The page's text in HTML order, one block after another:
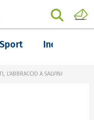
Sport Inchieste
L'ABBRACCIO A SALVINI